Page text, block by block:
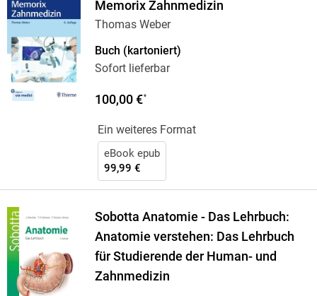
Memorix Zahnmedizin
Thomas Weber
Buch (kartoniert)
Sofort lieferbar
100,00 €*
Ein weiteres Format
eBook epub
99,99 €
Sobotta Anatomie - Das Lehrbuch:
Anatomie verstehen: Das Lehrbuch
für Studierende der Human- und
Zahnmedizin